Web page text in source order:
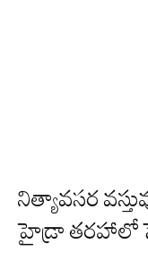
నిత్యావసర
హైడ్రా తరహాలో